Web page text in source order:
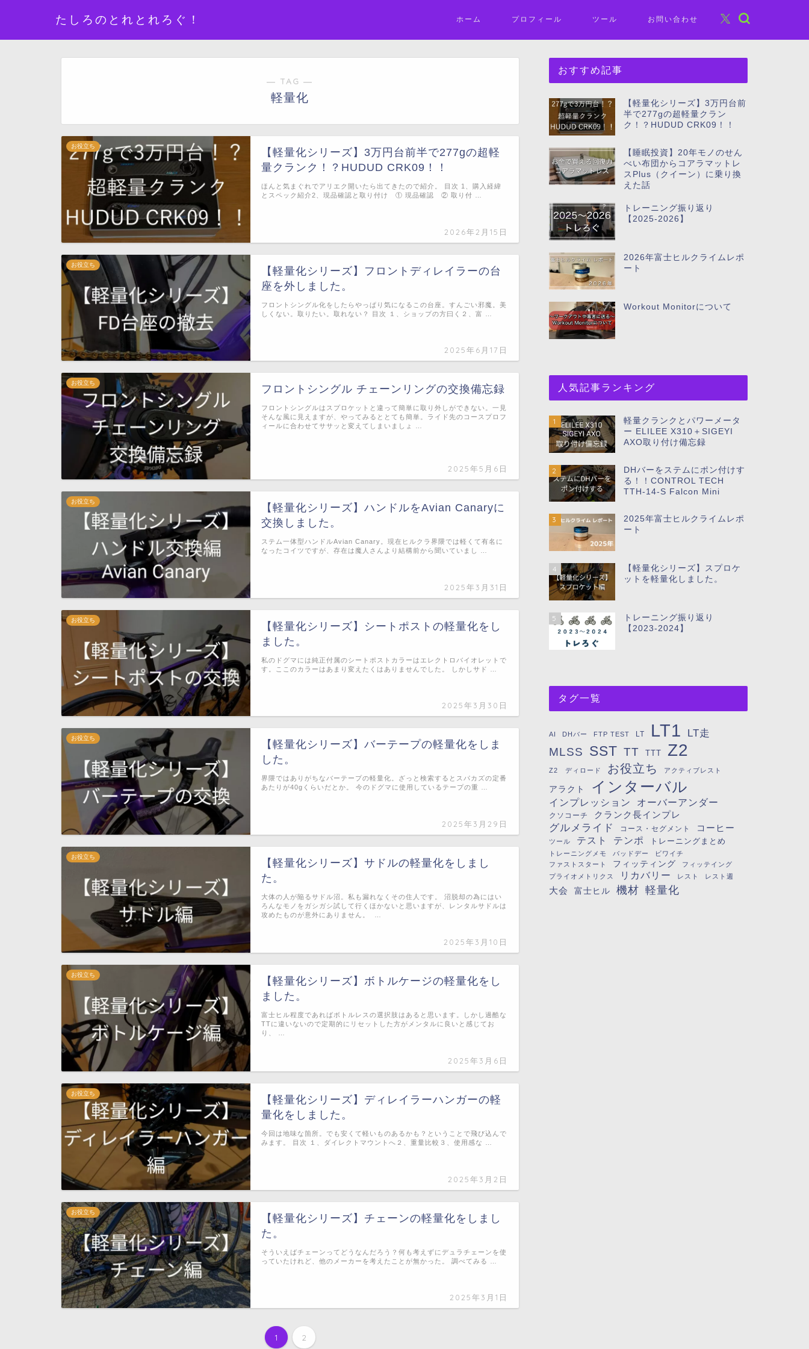
たしろのとれとれろぐ！ ホーム プロフィール ツール お問い合わせ
― TAG ―
軽量化
お役立ち
【軽量化シリーズ】3万円台前半で277gの超軽
量クランク！？HUDUD CRK09！！
2026年2月15日
ほんと気まぐれでアリエク開いたら出てきたので紹介。 目次 1、購入経緯
とスペック紹介2、現品確認と取り付け ① 現品確認 ② 取り付 …
お役立ち
【軽量化シリーズ】フロントディレイラーの台
座を外しました。
2025年6月17日
フロントシングル化をしたらやっぱり気になるこの台座。すんごい邪魔。美
しくない。取りたい。取れない？ 目次 １、ショップの方曰く２、富 …
お役立ち
フロントシングル チェーンリングの交換備忘録
2025年5月6日
フロントシングルはスプロケットと違って簡単に取り外しができない。一見
そんな風に見えますが、やってみるととても簡単。ライド先のコースプロフ
ィールに合わせてササッと変えてしまいましょ …
お役立ち
【軽量化シリーズ】ハンドルをAvian Canaryに
交換しました。
2025年3月31日
ステム一体型ハンドルAvian Canary。現在ヒルクラ界隈では軽くて有名に
なったコイツですが、存在は魔人さんより結構前から聞いていまし …
お役立ち
【軽量化シリーズ】シートポストの軽量化をし
ました。
2025年3月30日
私のドグマには純正付属のシートポストカラーはエレクトロバイオレットで
す。ここのカラーはあまり変えたくはありませんでした。 しかしサド …
お役立ち
【軽量化シリーズ】バーテープの軽量化をしま
した。
2025年3月29日
界隈ではありがちなバーテープの軽量化。ざっと検索するとスパカズの定番
あたりが40gくらいだとか。 今のドグマに使用しているテープの重 …
お役立ち
【軽量化シリーズ】サドルの軽量化をしまし
た。
2025年3月10日
大体の人が陥るサドル沼。私も漏れなくその住人です。 沼脱却の為にはい
ろんなモノをガシガシ試して行くほかないと思いますが、レンタルサドルは
攻めたものが意外にありません。 …
お役立ち
【軽量化シリーズ】ボトルケージの軽量化をし
ました。
2025年3月6日
富士ヒル程度であればボトルレスの選択肢はあると思います。しかし過酷な
TTに違いないので定期的にリセットした方がメンタルに良いと感じてお
り、 …
お役立ち
【軽量化シリーズ】ディレイラーハンガーの軽
量化をしました。
2025年3月2日
今回は地味な箇所。でも安くて軽いものあるかも？ということで飛び込んで
みます。 目次 １、ダイレクトマウントへ２、重量比較３、使用感な …
お役立ち
【軽量化シリーズ】チェーンの軽量化をしまし
た。
2025年3月1日
そういえばチェーンってどうなんだろう？何も考えずにデュラチェーンを使
っていたけれど、他のメーカーを考えたことが無かった。 調べてみる …
1 2
おすすめ記事
【軽量化シリーズ】3万円台前
半で277gの超軽量クラン
ク！？HUDUD CRK09！！
【睡眠投資】20年モノのせん
べい布団からコアラマットレ
スPlus（クイーン）に乗り換
えた話
トレーニング振り返り
【2025-2026】
2026年富士ヒルクライムレポ
ート
Workout Monitorについて
人気記事ランキング
1
軽量クランクとパワーメータ
ー ELILEE X310＋SIGEYI
AXO取り付け備忘録
2
DHバーをステムにポン付けす
る！！CONTROL TECH
TTH-14-S Falcon Mini
3
2025年富士ヒルクライムレポ
ート
4
【軽量化シリーズ】スプロケ
ットを軽量化しました。
5
トレーニング振り返り
【2023-2024】
タグ一覧
AI DHバー FTP TEST LT LT1 LT走
MLSS SST TT TTT Z2
Z2 ディロード お役立ち アクティブレスト
アラクト インターバル
インプレッション オーバーアンダー
クソコーチ クランク長インプレ
グルメライド コース・セグメント コーヒー
ツール テスト テンポ トレーニングまとめ
トレーニングメモ バッドデー
ビワイチ
ファストスタート
フィッティング
フィッテイング
プライオメトリクス
リカバリー レスト レスト週
大会 富士ヒル 機材 軽量化